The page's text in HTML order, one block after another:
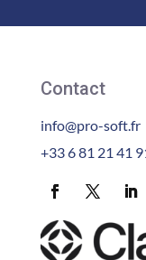
Contact
info@pro-soft.fr
+33 6 81 21 41